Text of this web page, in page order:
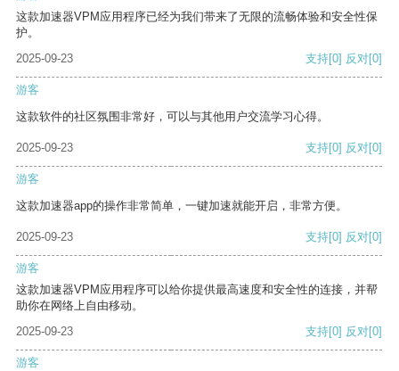
这款加速器VPM应用程序已经为我们带来了无限的流畅体验和安全性保
护。
2025-09-23
支持[0] 反对[0]
游客
这款软件的社区氛围非常好，可以与其他用户交流学习心得。
2025-09-23 支持[0] 反对[0]
游客
这款加速器app的操作非常简单，一键加速就能开启，非常方便。
2025-09-23 支持[0] 反对[0]
游客
这款加速器VPM应用程序可以给你提供最高速度和安全性的连接，并帮
助你在网络上自由移动。
2025-09-23
支持[0] 反对[0]
游客